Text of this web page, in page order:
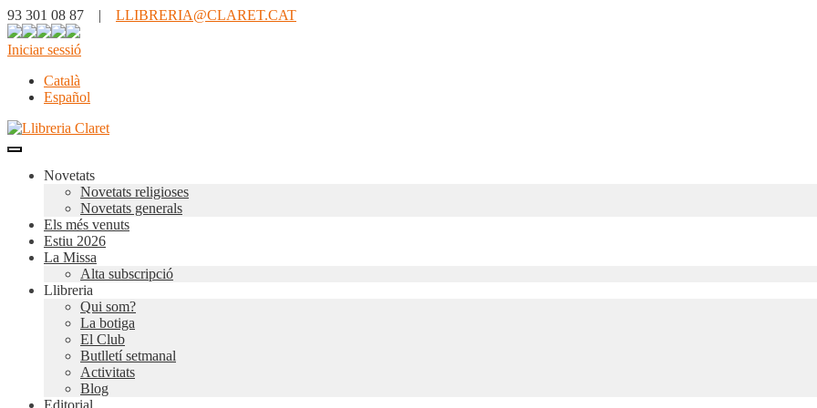
93 301 08 87 | LLIBRERIA@CLARET.CAT
Iniciar sessió
Català
Español
Novetats
Novetats religioses
Novetats generals
Els més venuts
Estiu 2026
La Missa
Alta subscripció
Llibreria
Qui som?
La botiga
El Club
Butlletí setmanal
Activitats
Blog
Editorial